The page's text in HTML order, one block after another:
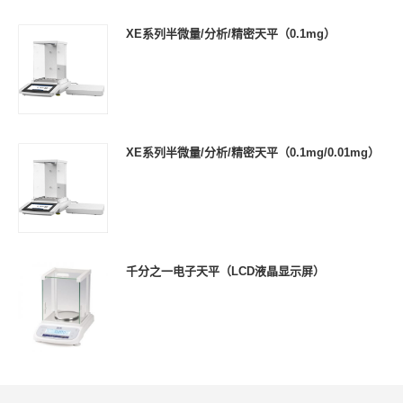
XE系列半微量/分析/精密天平（0.1mg）
XE系列半微量/分析/精密天平（0.1mg/0.01mg）
千分之一电子天平（LCD液晶显示屏）